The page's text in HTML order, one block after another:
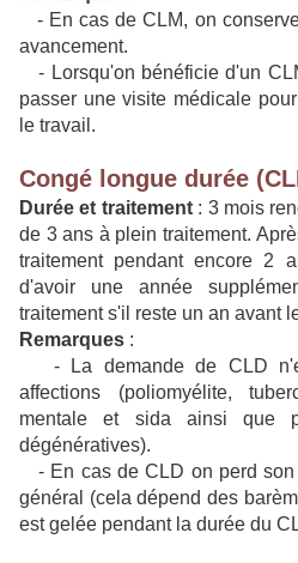
- En cas de CLM, on
avancement.
- Lorsqu'on bénéficie d'un
passer une visite médicale
le travail.
Congé longue durée
Durée et traitement : 3 mois
de 3 ans à plein traitement.
traitement pendant encore 2
d'avoir une année
traitement s'il reste un an avant
Remarques :
- La demande de CLD
affections (poliomyélite,
mentale et sida ainsi que
dégénératives).
- En cas de CLD on perd son
général (cela dépend des
est gelée pendant la durée du